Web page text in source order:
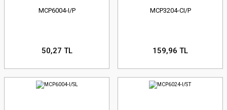
MCP6004-I/P
50,27 TL
MCP3204-CI/P
159,96 TL